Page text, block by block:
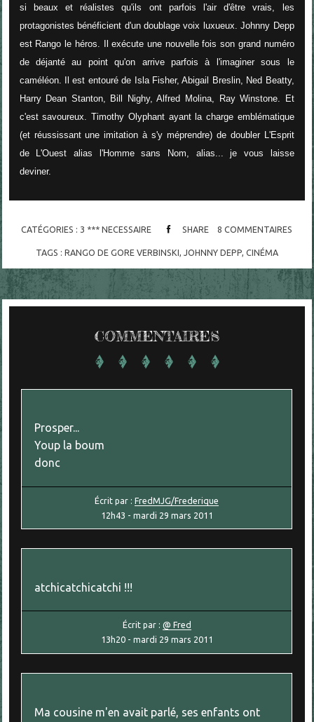
si beaux et réalistes qu'ils ont parfois l'air d'être vrais, les
protagonistes bénéficient d'un doublage voix luxueux. Johnny Depp
est Rango le héros. Il exécute une nouvelle fois son grand numéro
de déjanté au point qu'on arrive parfois à l'imaginer sous le
caméléon. Il est entouré de Isla Fisher, Abigail Breslin, Ned Beatty,
Harry Dean Stanton, Bill Nighy, Alfred Molina, Ray Winstone. Et
c'est savoureux. Timothy Olyphant ayant la charge emblématique
(et réussissant une imitation à s'y méprendre) de doubler L'Esprit
de L'Ouest alias l'Homme sans Nom, alias... je vous laisse
deviner.
CATÉGORIES : 3 *** NECESSAIRE SHARE 8 COMMENTAIRES
TAGS : RANGO DE GORE VERBINSKI JOHNNY DEPP, CINÉMA
COMMENTAIRES
Prosper...
Youp la boum
donc
Écrit par :FredMJG/Frederique
12h43 - mardi 29 mars 2011
atchicatchicatchi !!!
Écrit par : @ Fred
13h20- mardi 29 mars 2011
Ma cousine m'en avait parlé, ses enfants ont